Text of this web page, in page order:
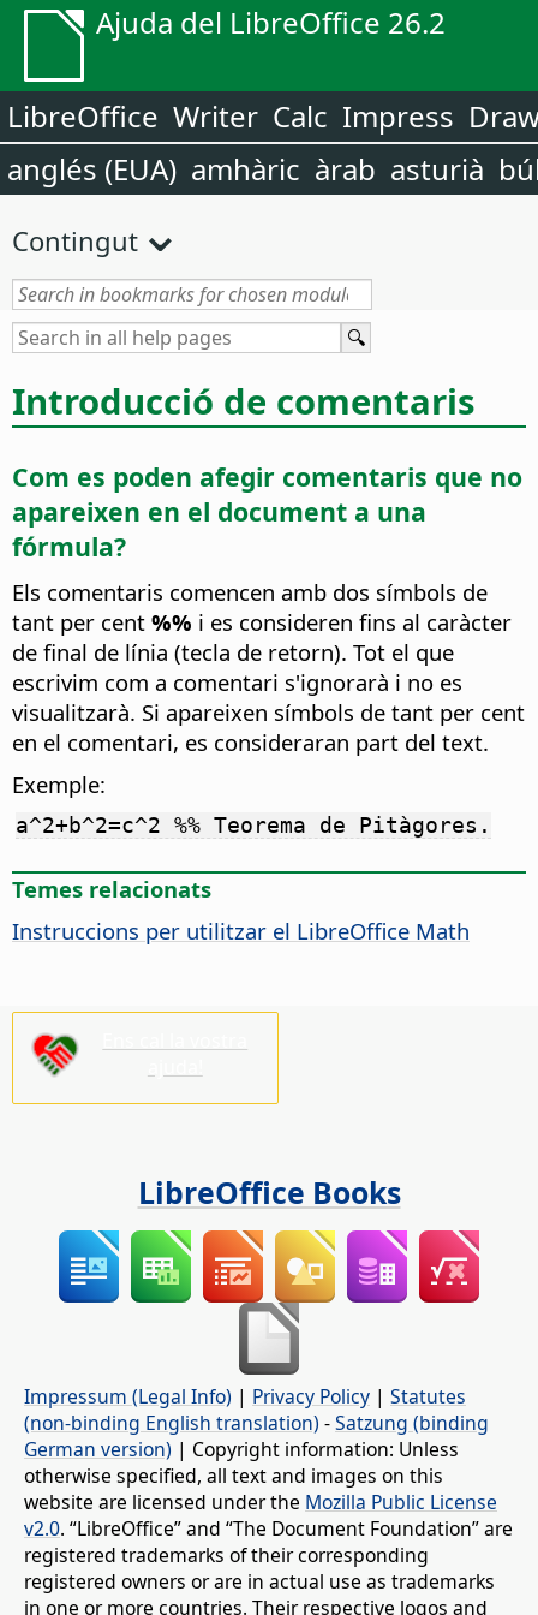
Ajuda del LibreOffice 26.2
LibreOffice Writer Calc Impress
anglés (EUA) amhàric àrab asturià
Contingut
Introducció de comentaris
Com es poden afegir comentaris que no
apareixen en el document a una
fórmula?
Els comentaris comencen amb dos símbols de
tant per cent %% i es consideren fins al caràcter
de final de línia (tecla de retorn). Tot el que
escrivim com a comentari s'ignorarà i no es
visualitzarà. Si apareixen símbols de tant per cent
en el comentari, es consideraran part del text.
Exemple:
a^2+b^2=c^2 %% Teorema de Pitàgores.
Temes relacionats
Instruccions per utilitzar el LibreOffice Math
LibreOffice Books
Impressum (Legal Info) | Privacy Policy | Statutes
(non-binding English translation) -Satzung (binding
German version) | Copyright information: Unless
otherwise specified, all text and images on this
website are licensed under the Mozilla Public License
v2.0. “LibreOffice” and “The Document Foundation” are
registered trademarks of their corresponding
registered owners or are in actual use as trademarks
in one or more countries. Their respective logos and